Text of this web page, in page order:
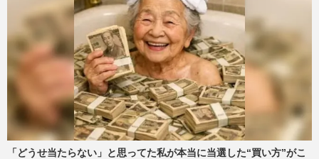
「どうせ当たらない」と思ってた私が本当に当選した“買い方”がこ